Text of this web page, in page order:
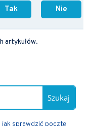
Tak Nie
artykułów.
Szukaj
jak sprawdzić pocztę